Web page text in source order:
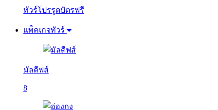
ทัวร์โปรรูดบัตรฟรี
แพ็คเกจทัวร์
มัลดีฟส์
8